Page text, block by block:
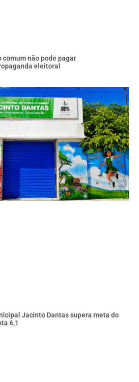
comum não pode pagar
eleitoral
Jacinto Dantas supera meta do
6,1